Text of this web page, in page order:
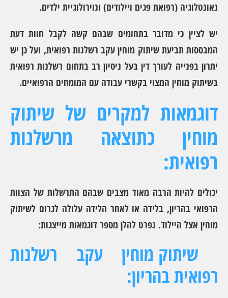
נאונטלוגיה (רפואת פגים ויילודים) ונוירולוגיית ילדים.
יש לציין כי מדובר בתחומים שבהם קשה לקבל חוות דעת
המבססות תביעת שיתוק מוחין עקב רשלנות רפואית, ועל כן יש
יתרון בפנייה לעורך דין בעל ניסיון רב בתחום רשלנות רפואית
בשיתוק מוחין המצוי בקשרי עבודה עם המומחים הרפואיים.
דוגמאות למקרים של שיתוק
מוחין כתוצאה מרשלנות
רפואית:
יכולים להיות הרבה מאוד מצבים שבהם התרשלות של הצוות
הרפואי בהריון, בלידה או לאחר הלידה עלולה לגרום לשיתוק
מוחין אצל היילוד. נפרט להלן מספר דוגמאות מייצגות:
שיתוק מוחין עקב רשלנות
רפואית בהריון: